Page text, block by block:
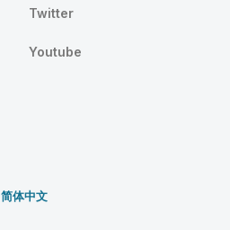
Twitter
Youtube
简体中文